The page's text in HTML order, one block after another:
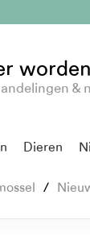
worden
&
Dieren